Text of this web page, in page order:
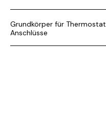
Grundkörper für
Anschlüsse